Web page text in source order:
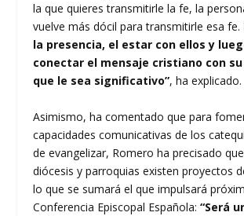
la que quieres transmitirle la fe, la
vuelve más dócil para transmitirle esa fe.
la presencia, el estar con ellos y
conectar el mensaje cristiano con
que le sea significativo”, ha explicado.
Asimismo, ha comentado que para
capacidades comunicativas de los
de evangelizar, Romero ha precisado
diócesis y parroquias existen proyectos
lo que se sumará el que impulsará
Conferencia Episcopal Española: “Será